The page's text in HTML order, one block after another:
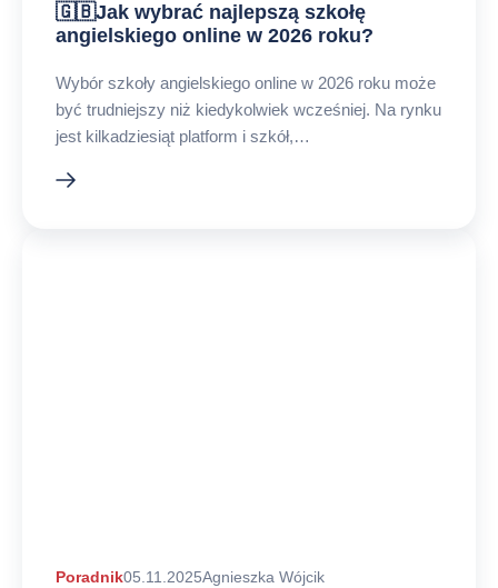
arykułu
🇬🇧Jak wybrać najlepszą szkołę
angielskiego online w 2026 roku?
Wybór szkoły angielskiego online w 2026 roku może
być trudniejszy niż kiedykolwiek wcześniej. Na rynku
jest kilkadziesiąt platform i szkół,…
Poradnik05.11.2025Autor
Agnieszka Wójcik